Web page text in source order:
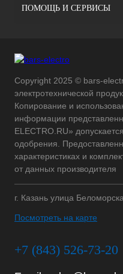
ПОМОЩЬ И СЕРВИСЫ
Copyright 2025 © bars-
электротехнической
Копирование и
информации
ELECTRO.RU»
одобрения.
характеристиках и
от данных производителя
г. Казань улица
Посмотреть на карте
+7 (843) 526-73-20